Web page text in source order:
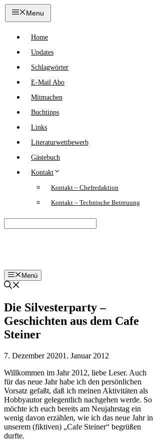
Zum
Inhalt
Menu
Home
Updates
Schlagwörter
E-Mail Abo
Mitmachen
Buchtipps
Links
Literaturwettbewerb
Gästebuch
Kontakt
Kontakt – Chefredaktion
Kontakt – Technische Betreuung
Menü
Die Silvesterparty –
Geschichten aus dem Cafe
Steiner
7. Dezember 20201. Januar 2012
Willkommen im Jahr 2012, liebe Leser. Auch
für das neue Jahr habe ich den persönlichen
Vorsatz gefaßt, daß ich meinen Aktivitäten als
Hobbyautor gelegentlich nachgehen werde. So
möchte ich euch bereits am Neujahrstag ein
wenig davon erzählen, wie ich das neue Jahr in
unserem (fiktiven) „Cafe Steiner“ begrüßen
durfte.